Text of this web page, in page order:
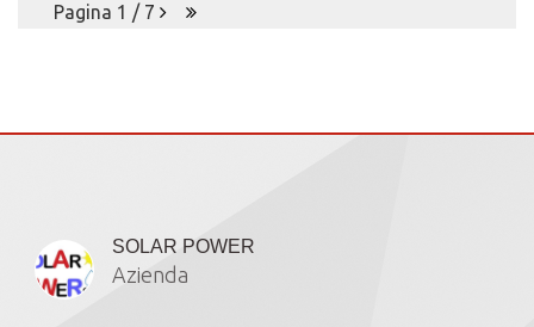
Pagina 1 / 7
SOLAR POWER
Azienda